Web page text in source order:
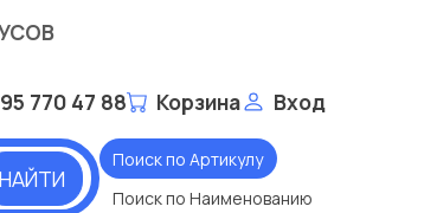
770 47 88 Корзина Вход
НАЙТИ
Поиск по Артикулу
Поиск по Наименованию